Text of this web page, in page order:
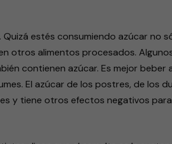
. Quizá estés consumiendo azúcar no
otros alimentos procesados.
contienen azúcar. Es mejor
El azúcar de los postres, de los
y tiene otros efectos negativos